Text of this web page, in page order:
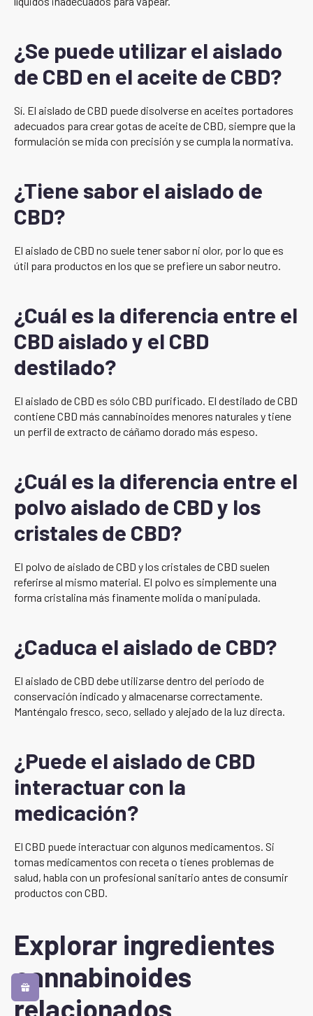
¿Se puede utilizar el aislado
de CBD en el aceite de CBD?
Sí. El aislado de CBD puede disolverse en aceites portadores
adecuados para crear gotas de aceite de CBD, siempre que la
formulación se mida con precisión y se cumpla la normativa.
¿Tiene sabor el aislado de
CBD?
El aislado de CBD no suele tener sabor ni olor, por lo que es
útil para productos en los que se prefiere un sabor neutro.
¿Cuál es la diferencia entre el
CBD aislado y el CBD
destilado?
El aislado de CBD es sólo CBD purificado. El destilado de CBD
contiene CBD más cannabinoides menores naturales y tiene
un perfil de extracto de cáñamo dorado más espeso.
¿Cuál es la diferencia entre el
polvo aislado de CBD y los
cristales de CBD?
El polvo de aislado de CBD y los cristales de CBD suelen
referirse al mismo material. El polvo es simplemente una
forma cristalina más finamente molida o manipulada.
¿Caduca el aislado de CBD?
El aislado de CBD debe utilizarse dentro del periodo de
conservación indicado y almacenarse correctamente.
Manténgalo fresco, seco, sellado y alejado de la luz directa.
¿Puede el aislado de CBD
interactuar con la
medicación?
El CBD puede interactuar con algunos medicamentos. Si
tomas medicamentos con receta o tienes problemas de
salud, habla con un profesional sanitario antes de consumir
productos con CBD.
Explorar ingredientes
cannabinoides
relacionados